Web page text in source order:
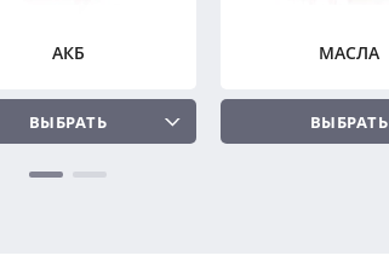
АКБ
ВЫБРАТЬ
МАСЛА
ВЫБРАТЬ